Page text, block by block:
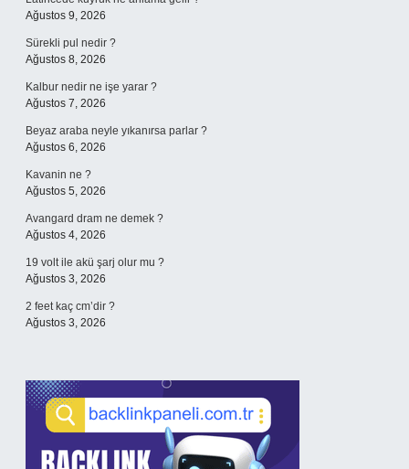
Ağustos 9, 2026
Sürekli pul nedir ?
Ağustos 8, 2026
Kalbur nedir ne işe yarar ?
Ağustos 7, 2026
Beyaz araba neyle yıkanırsa parlar ?
Ağustos 6, 2026
Kavanin ne ?
Ağustos 5, 2026
Avangard dram ne demek ?
Ağustos 4, 2026
19 volt ile akü şarj olur mu ?
Ağustos 3, 2026
2 feet kaç cm’dir ?
Ağustos 3, 2026